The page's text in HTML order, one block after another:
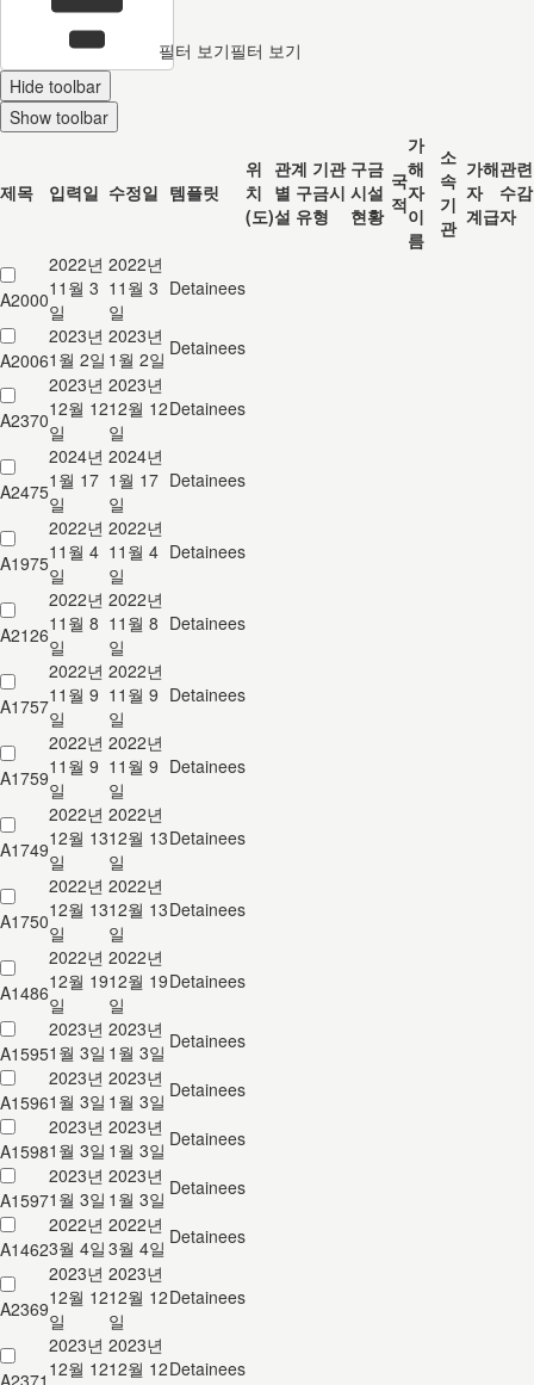
필터 보기필터 보기
Hide toolbar
Show toolbar
제목 입력일 수정일 템플릿
위
치
(도)
관계 기관
별 구금시
설 유형
구금
시설
현황
국
적
가
해
자
이
름
소
속
기
관
가해
자
계급
관련
수감
자
A2000
2022년
11월 3
일
2022년
11월 3
일
Detainees
A2006
2023년
1월 2일
2023년
1월 2일 Detainees
A2370
2023년
12월 12
일
2023년
12월 12
일
Detainees
A2475
2024년
1월 17
일
2024년
1월 17
일
Detainees
A1975
2022년
11월 4
일
2022년
11월 4
일
Detainees
A2126
2022년
11월 8
일
2022년
11월 8
일
Detainees
A1757
2022년
11월 9
일
2022년
11월 9
일
Detainees
A1759
2022년
11월 9
일
2022년
11월 9
일
Detainees
A1749
2022년
12월 13
일
2022년
12월 13
일
Detainees
A1750
2022년
12월 13
일
2022년
12월 13
일
Detainees
A1486
2022년
12월 19
일
2022년
12월 19
일
Detainees
A1595
2023년
1월 3일
2023년
1월 3일 Detainees
A1596
2023년
1월 3일
2023년
1월 3일 Detainees
A1598
2023년
1월 3일
2023년
1월 3일 Detainees
A1597
2023년
1월 3일
2023년
1월 3일 Detainees
A1462
2022년
3월 4일
2022년
3월 4일 Detainees
A2369
2023년
12월 12
일
2023년
12월 12
일
Detainees
A2371
2023년
12월 12
2023년
12월 12Detainees